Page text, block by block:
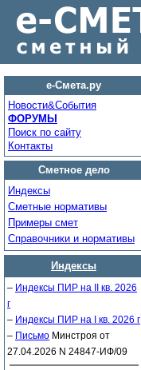
е-Смета.ру
Новости&Cобытия
ФОРУМЫ
Поиск по сайту
Контакты
Сметное дело
Индексы
Сметные нормативы
Примеры смет
Справочники и нормативы
Индексы
– Индексы ПИР на II кв. 2026
г
– Индексы ПИР на I кв. 2026 г
– Письмо Минстроя от
27.04.2026 N 24847-ИФ/09